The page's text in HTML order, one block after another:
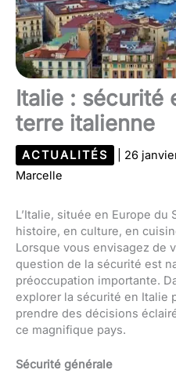
Italie : sécurité
terre italienne
ACTUALITÉS 26
Marcelle
L’Italie, située en Europe du
histoire, en culture, en
Lorsque vous envisagez de
question de la sécurité est
préoccupation importante.
explorer la sécurité en Italie
prendre des décisions
ce magnifique pays.
Sécurité générale